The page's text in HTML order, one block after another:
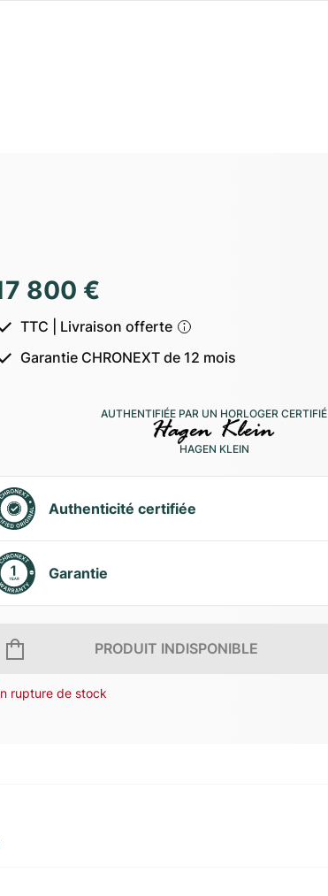
800 €
TTC | Livraison offerte
Garantie CHRONEXT de 12 mois
AUTHENTIFIÉE PAR UN HORLOGER CERTIFIÉ
HAGEN KLEIN
Authenticité certifiée
Garantie
PRODUIT INDISPONIBLE
rupture de stock